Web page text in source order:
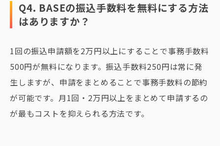
Q4. BASEの振込手数料を無料にする方法
はありますか？
1回の振込申請額を2万円以上にすることで事務手数料
500円が無料になります。振込手数料250円は常に発
生しますが、申請をまとめることで事務手数料の節約
が可能です。月1回・2万円以上をまとめて申請するの
が最もコストを抑えられる方法です。